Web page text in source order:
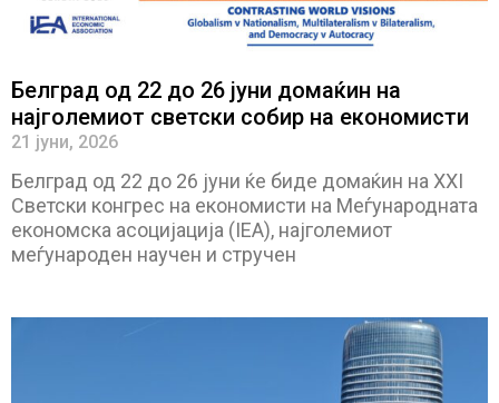
Белград од 22 до 26 јуни домаќин на
најголемиот светски собир на економисти
21 јуни, 2026
Белград од 22 до 26 јуни ќе биде домаќин на XXI
Светски конгрес на економисти на Меѓународната
економска асоцијација (IEA), најголемиот
меѓународен научен и стручен